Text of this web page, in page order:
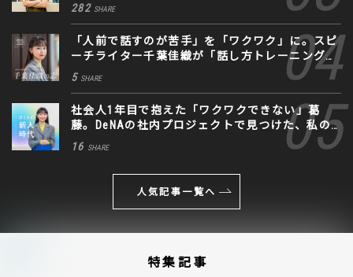
282 SHARE
「人前で話すのが苦手」を「ワクワク」に。スピ
ーチライター千葉佳織が「話し方トレーニング」
に込めた思い
5 SHARE
社会人1年目で抱えた「ワクワクできない」葛
藤。DeNAの社内プロジェクトで見つけた、私の
生きる道
16 SHARE
人気記事一覧へ
特集記事